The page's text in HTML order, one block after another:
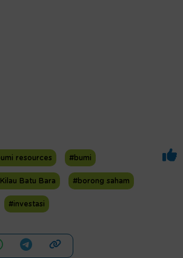
resources #bumi
Batu Bara #borong saham
#investasi